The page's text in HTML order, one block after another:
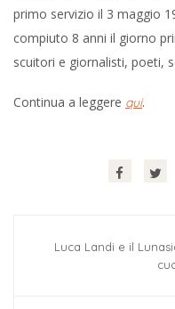
primo servizio il 3 maggio
compiuto 8 anni il giorno
scuitori e giornalisti, poeti,
Continua a leggere qui.
Luca Landi e il